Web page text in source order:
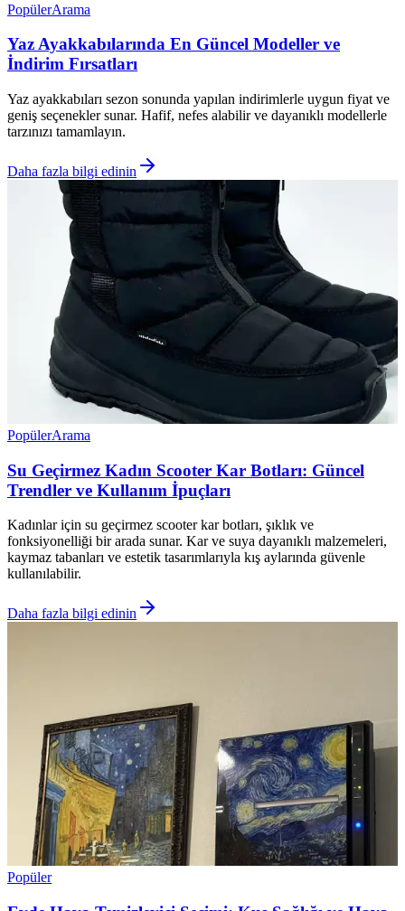
PopülerArama
Yaz Ayakkabılarında En Güncel Modeller ve
İndirim Fırsatları
Yaz ayakkabıları sezon sonunda yapılan indirimlerle uygun fiyat ve
geniş seçenekler sunar. Hafif, nefes alabilir ve dayanıklı modellerle
tarzınızı tamamlayın.
Daha fazla bilgi edinin
PopülerArama
Su Geçirmez Kadın Scooter Kar Botları: Güncel
Trendler ve Kullanım İpuçları
Kadınlar için su geçirmez scooter kar botları, şıklık ve
fonksiyonelliği bir arada sunar. Kar ve suya dayanıklı malzemeleri,
kaymaz tabanları ve estetik tasarımlarıyla kış aylarında güvenle
kullanılabilir.
Daha fazla bilgi edinin
Popüler